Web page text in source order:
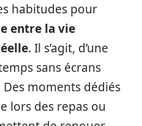
habitudes pour
entre la vie
. Il s’agit, d’une
sans écrans
moments dédiés
lors des repas ou